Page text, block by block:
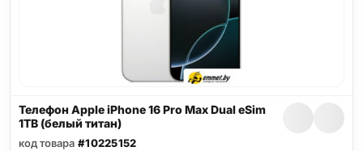
Телефон Apple iPhone 16 Pro Max Dual eSim
1TB (белый титан)
код товара #10225152